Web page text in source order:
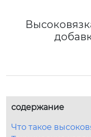
содержание
Что такое